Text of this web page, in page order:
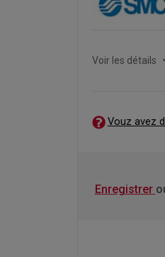
Voir les détails
Vouz avez
Enregistrer